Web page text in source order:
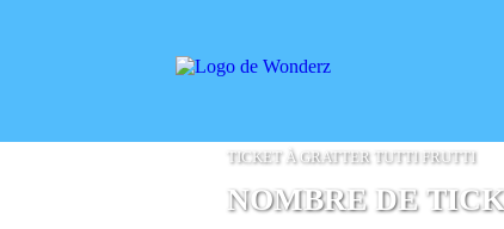
TICKET À GRATTER TUTTI FRUTTI
NOMBRE DE